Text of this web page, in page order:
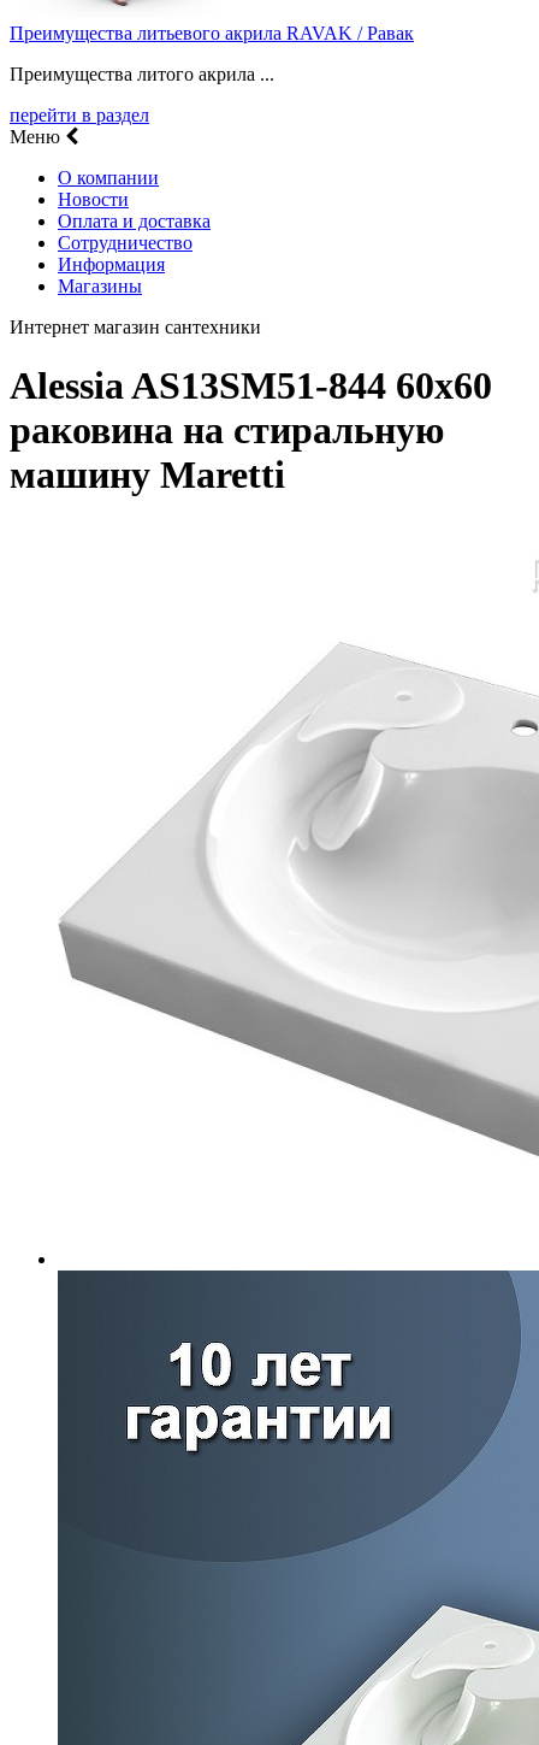
Преимущества литьевого акрила RAVAK / Равак
Преимущества литого акрила ...
перейти в раздел
Меню
О компании
Новости
Оплата и доставка
Сотрудничество
Информация
Магазины
Интернет магазин сантехники
Alessia AS13SM51-844 60х60
раковина на стиральную
машину Maretti